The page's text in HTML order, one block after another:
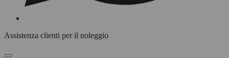
Assistenza clienti per il noleggio